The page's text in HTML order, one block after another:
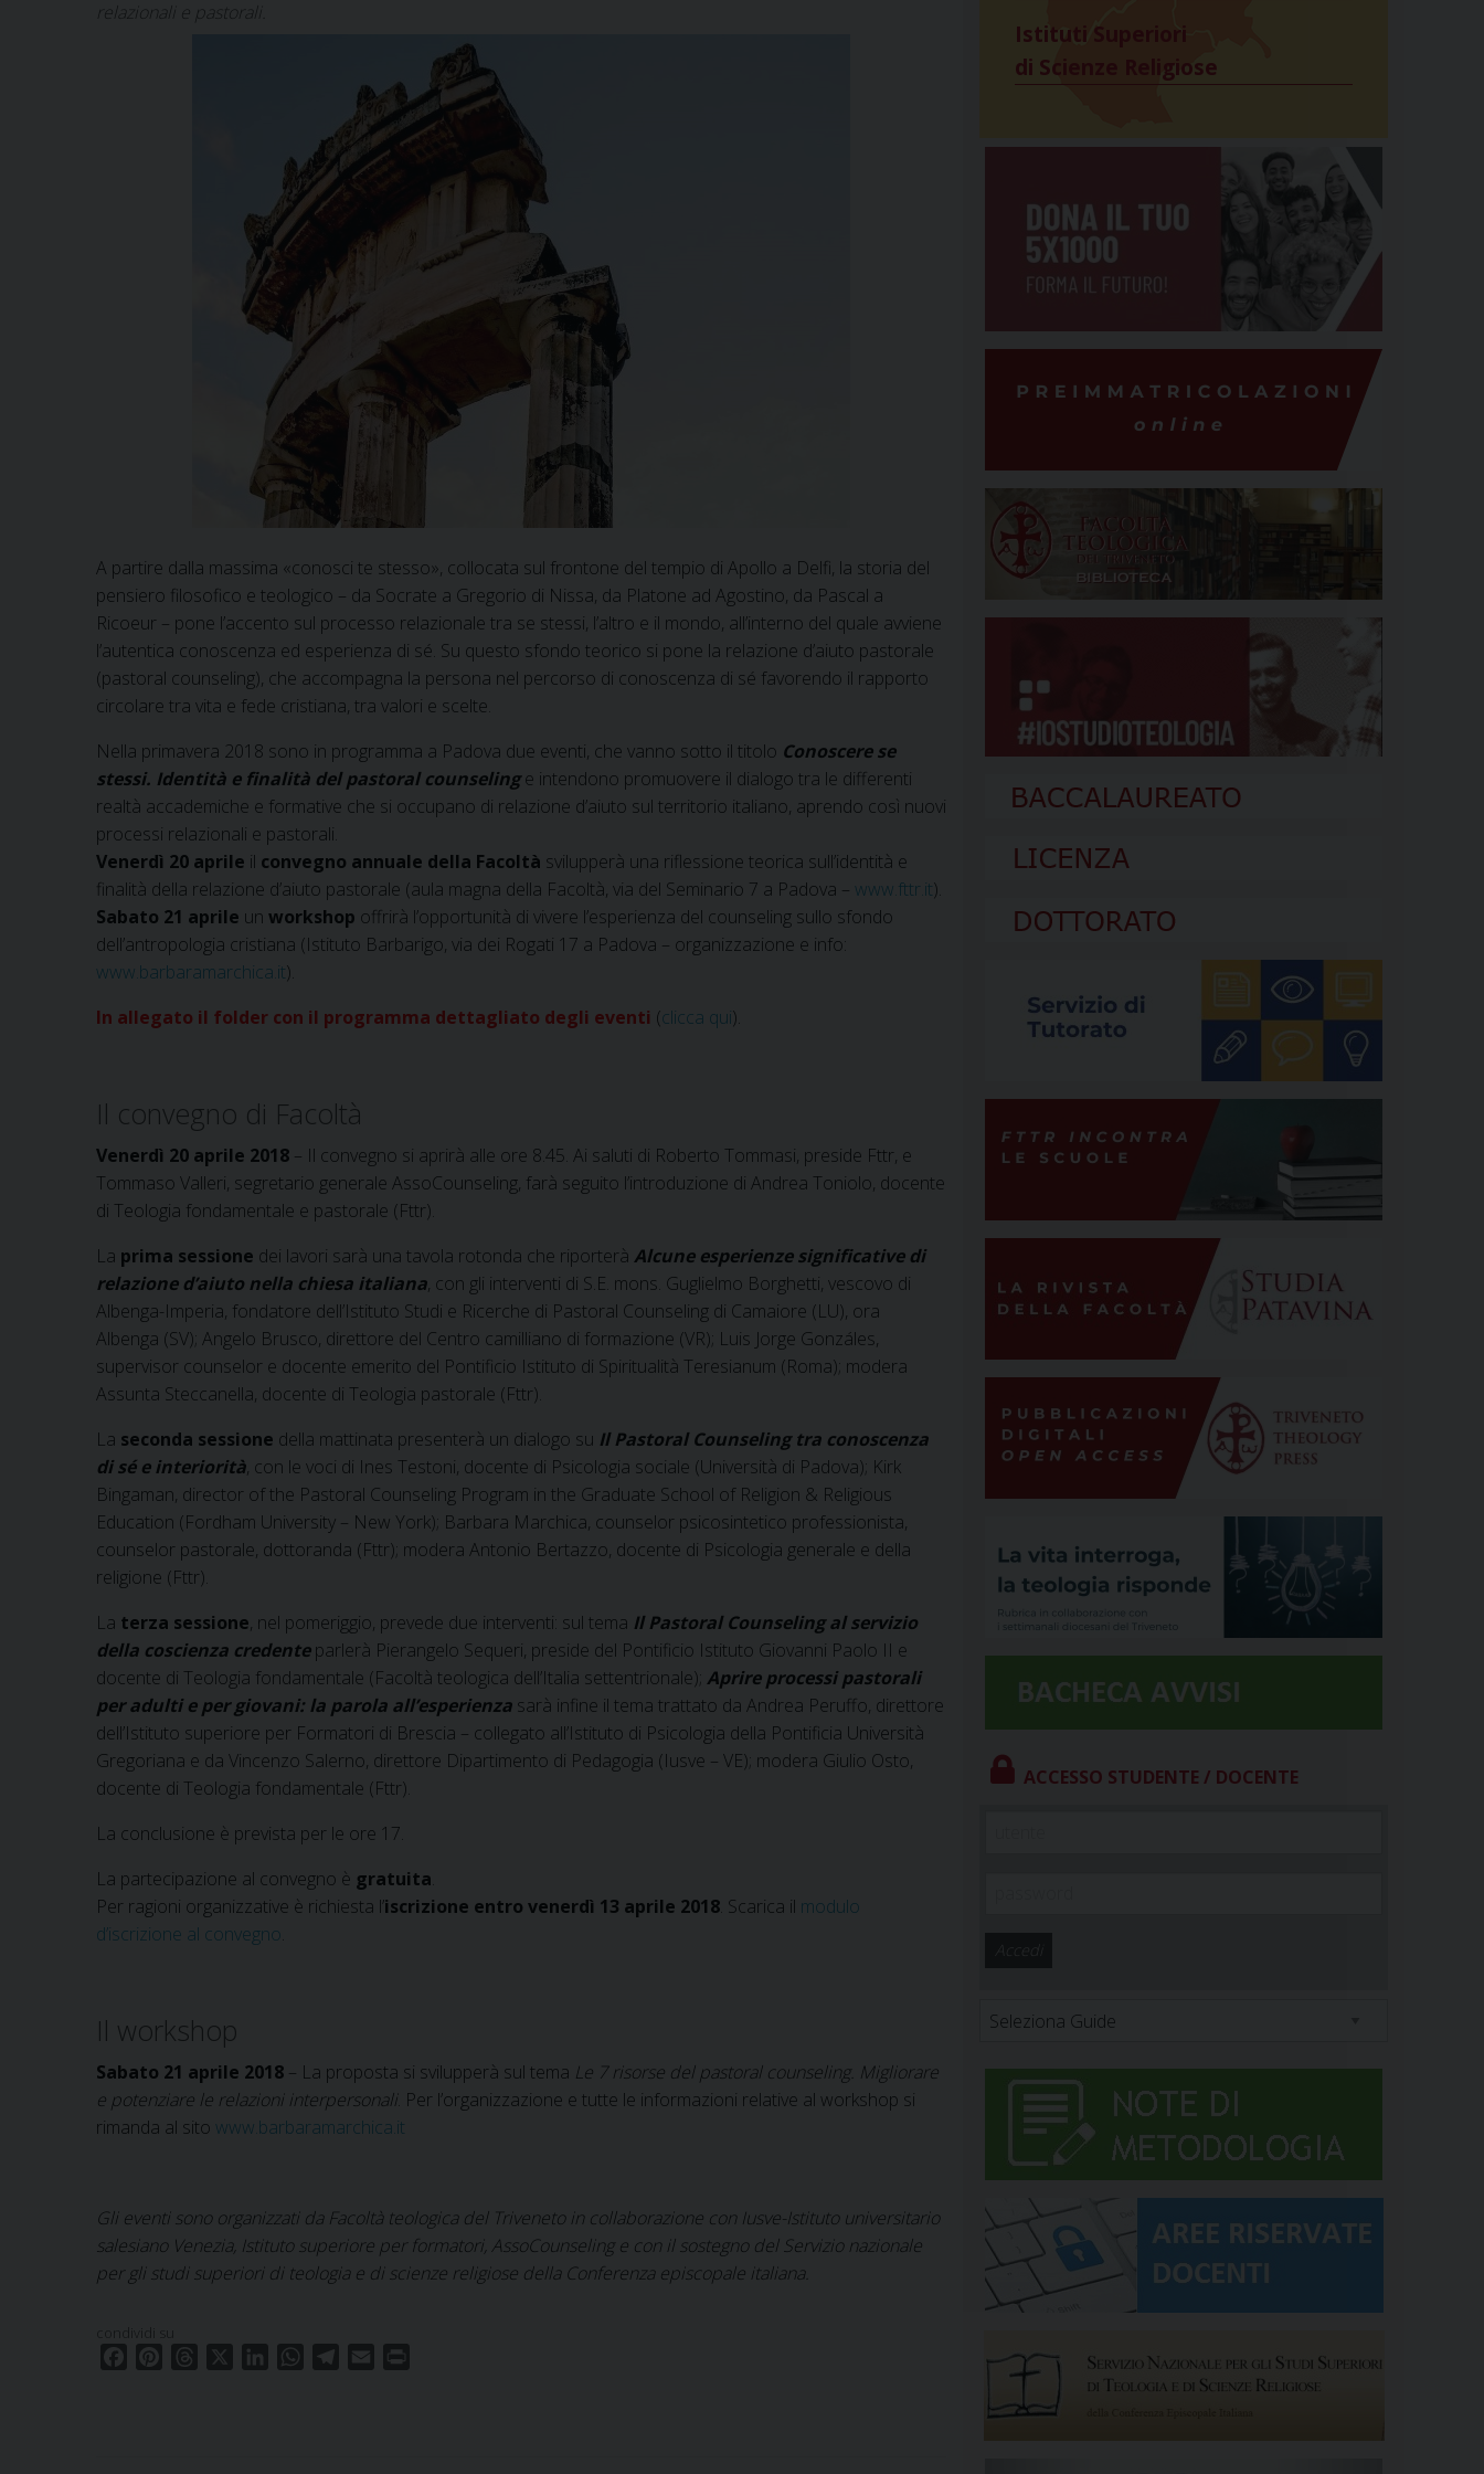
relazionali e pastorali.
A partire dalla massima «conosci te stesso», collocata sul frontone del tempio di Apollo a Delfi, la storia del
pensiero filosofico e teologico – da Socrate a Gregorio di Nissa, da Platone ad Agostino, da Pascal a
Ricoeur – pone l’accento sul processo relazionale tra se stessi, l’altro e il mondo, all’interno del quale avviene
l’autentica conoscenza ed esperienza di sé. Su questo sfondo teorico si pone la relazione d’aiuto pastorale
(pastoral counseling), che accompagna la persona nel percorso di conoscenza di sé favorendo il rapporto
circolare tra vita e fede cristiana, tra valori e scelte.
Nella primavera 2018 sono in programma a Padova due eventi, che vanno sotto il titolo Conoscere se
stessi. Identità e finalità del pastoral counselinge intendono promuovere il dialogo tra le differenti
realtà accademiche e formative che si occupano di relazione d’aiuto sul territorio italiano, aprendo così nuovi
processi relazionali e pastorali.
Venerdì 20 aprile il convegno annuale della Facoltà svilupperà una riflessione teorica sull’identità e
finalità della relazione d’aiuto pastorale (aula magna della Facoltà, via del Seminario 7 a Padova – www.fttr.it).
Sabato 21 aprile un workshop offrirà l’opportunità di vivere l’esperienza del counseling sullo sfondo
dell’antropologia cristiana (Istituto Barbarigo, via dei Rogati 17 a Padova – organizzazione e info:
www.barbaramarchica.it).
In allegato il folder con il programma dettagliato degli eventi (clicca qui).
Il convegno di Facoltà
Venerdì 20 aprile 2018 – Il convegno si aprirà alle ore 8.45. Ai saluti di Roberto Tommasi, preside Fttr, e
Tommaso Valleri, segretario generale AssoCounseling, farà seguito l’introduzione di Andrea Toniolo, docente
di Teologia fondamentale e pastorale (Fttr).
La prima sessione dei lavori sarà una tavola rotonda che riporterà Alcune esperienze significative di
relazione d’aiuto nella chiesa italiana, con gli interventi di S.E. mons. Guglielmo Borghetti, vescovo di
Albenga-Imperia, fondatore dell’Istituto Studi e Ricerche di Pastoral Counseling di Camaiore (LU), ora
Albenga (SV); Angelo Brusco, direttore del Centro camilliano di formazione (VR); Luis Jorge Gonzáles,
supervisor counselor e docente emerito del Pontificio Istituto di Spiritualità Teresianum (Roma); modera
Assunta Steccanella, docente di Teologia pastorale (Fttr).
La seconda sessione della mattinata presenterà un dialogo su Il Pastoral Counseling tra conoscenza
di sé e interiorità, con le voci di Ines Testoni, docente di Psicologia sociale (Università di Padova); Kirk
Bingaman, director of the Pastoral Counseling Program in the Graduate School of Religion & Religious
Education (Fordham University – New York); Barbara Marchica, counselor psicosintetico professionista,
counselor pastorale, dottoranda (Fttr); modera Antonio Bertazzo, docente di Psicologia generale e della
religione (Fttr).
La terza sessione, nel pomeriggio, prevede due interventi: sul tema Il Pastoral Counseling al servizio
della coscienza credenteparlerà Pierangelo Sequeri, preside del Pontificio Istituto Giovanni Paolo II e
docente di Teologia fondamentale (Facoltà teologica dell’Italia settentrionale); Aprire processi pastorali
per adulti e per giovani: la parola all’esperienza sarà infine il tema trattato da Andrea Peruffo, direttore
dell’Istituto superiore per Formatori di Brescia – collegato all’Istituto di Psicologia della Pontificia Università
Gregoriana e da Vincenzo Salerno, direttore Dipartimento di Pedagogia (Iusve – VE); modera Giulio Osto,
docente di Teologia fondamentale (Fttr).
La conclusione è prevista per le ore 17.
La partecipazione al convegno è gratuita.
Per ragioni organizzative è richiesta l’iscrizione entro venerdì 13 aprile 2018. Scarica il modulo
d’iscrizione al convegno.
Il workshop
Sabato 21 aprile 2018 – La proposta si svilupperà sul tema Le 7 risorse del pastoral counseling. Migliorare
e potenziare le relazioni interpersonali. Per l’organizzazione e tutte le informazioni relative al workshop si
rimanda al sito www.barbaramarchica.it
Gli eventi sono organizzati da Facoltà teologica del Triveneto in collaborazione con Iusve-Istituto universitario
salesiano Venezia, Istituto superiore per formatori, AssoCounseling e con il sostegno del Servizio nazionale
per gli studi superiori di teologia e di scienze religiose della Conferenza episcopale italiana.
condividi su
W
Istituti Superiori
di Scienze Religiose
ACCESSO STUDENTE / DOCENTE